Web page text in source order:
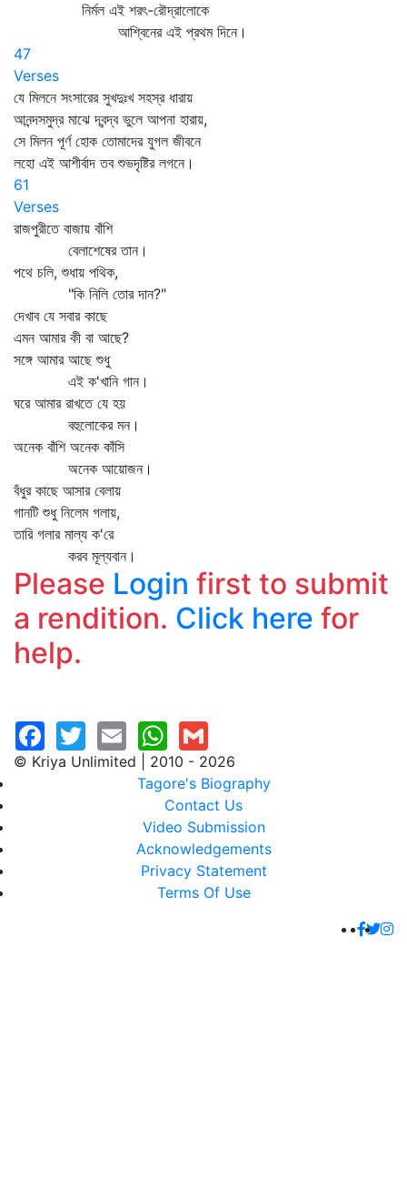
নির্মল এই শরৎ-রৌদ্রালোকে
আশ্বিনের এই প্রথম দিনে।
47
Verses
যে মিলনে সংসারের সুখদুঃখ সহস্র ধারায়
আনন্দসমুদ্র মাঝে দ্বন্দ্ব ভুলে আপনা হারায়,
সে মিলন পূর্ণ হোক তোমাদের যুগল জীবনে
লহো এই আশীর্বাদ তব শুভদৃষ্টির লগনে।
61
Verses
রাজপুরীতে বাজায় বাঁশি
বেলাশেষের তান।
পথে চলি, শুধায় পথিক,
"কি নিলি তোর দান?"
দেখাব যে সবার কাছে
এমন আমার কী বা আছে?
সঙ্গে আমার আছে শুধু
এই ক'খানি গান।
ঘরে আমার রাখতে যে হয়
বহুলোকের মন।
অনেক বাঁশি অনেক কাঁসি
অনেক আয়োজন।
বঁধুর কাছে আসার বেলায়
গানটি শুধু নিলেম গলায়,
তারি গলার মাল্য ক'রে
করব মূল্যবান।
Please Login first to submit
a rendition. Click here for
help.
© Kriya Unlimited | 2010 - 2026
Tagore's Biography
Contact Us
Video Submission
Acknowledgements
Privacy Statement
Terms Of Use